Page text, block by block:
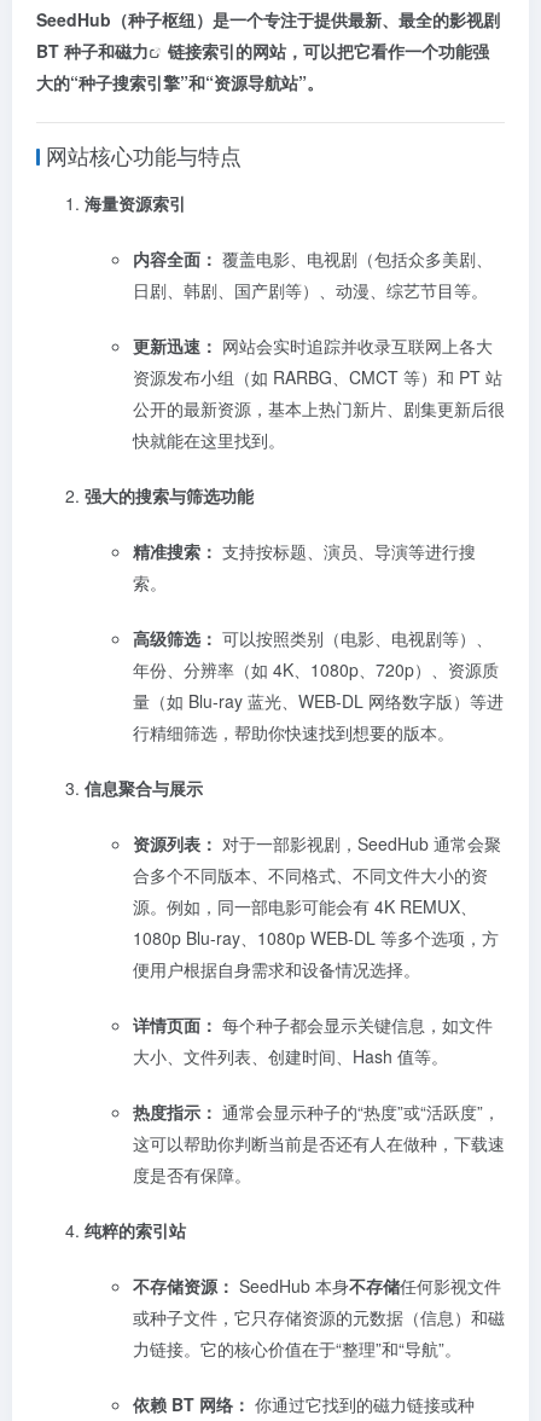
SeedHub（种子枢纽）是一个专注于提供最新、最全的影视剧
BT 种子和磁力
链接索引的网站，可以把它看作一个功能强
大的“种子搜索引擎”和“资源导航站”。
网站核心功能与特点
海量资源索引
内容全面： 覆盖电影、电视剧（包括众多美剧、
日剧、韩剧、国产剧等）、动漫、综艺节目等。
更新迅速： 网站会实时追踪并收录互联网上各大
资源发布小组（如 RARBG、CMCT 等）和 PT 站
公开的最新资源，基本上热门新片、剧集更新后很
快就能在这里找到。
强大的搜索与筛选功能
精准搜索： 支持按标题、演员、导演等进行搜
索。
高级筛选： 可以按照类别（电影、电视剧等）、
年份、分辨率（如 4K、1080p、720p）、资源质
量（如 Blu-ray 蓝光、WEB-DL 网络数字版）等进
行精细筛选，帮助你快速找到想要的版本。
信息聚合与展示
资源列表： 对于一部影视剧，SeedHub 通常会聚
合多个不同版本、不同格式、不同文件大小的资
源。例如，同一部电影可能会有 4K REMUX、
1080p Blu-ray、1080p WEB-DL 等多个选项，方
便用户根据自身需求和设备情况选择。
详情页面： 每个种子都会显示关键信息，如文件
大小、文件列表、创建时间、Hash 值等。
热度指示： 通常会显示种子的“热度”或“活跃度”，
这可以帮助你判断当前是否还有人在做种，下载速
度是否有保障。
纯粹的索引站
不存储资源： SeedHub 本身不存储任何影视文件
或种子文件，它只存储资源的元数据（信息）和磁
力链接。它的核心价值在于“整理”和“导航”。
依赖 BT 网络： 你通过它找到的磁力链接或种